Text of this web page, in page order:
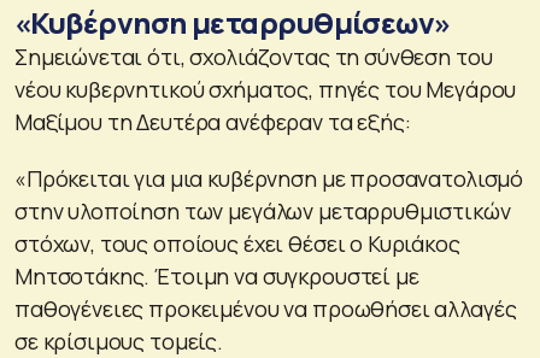
«Κυβέρνηση μεταρρυθμίσεων»
Σημειώνεται ότι, σχολιάζοντας τη σύνθεση του
νέου κυβερνητικού σχήματος, πηγές του Μεγάρου
Μαξίμου τη Δευτέρα ανέφεραν τα εξής:
«Πρόκειται για μια κυβέρνηση με προσανατολισμό
στην υλοποίηση των μεγάλων μεταρρυθμιστικών
στόχων, τους οποίους έχει θέσει ο Κυριάκος
Μητσοτάκης. Έτοιμη να συγκρουστεί με
παθογένειες προκειμένου να προωθήσει αλλαγές
σε κρίσιμους τομείς.